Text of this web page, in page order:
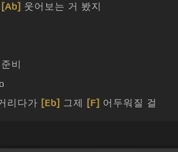
[Ab] 웃어보는 거 봤지
준비
리다가 [Eb] 그제 [F] 어두워질 걸